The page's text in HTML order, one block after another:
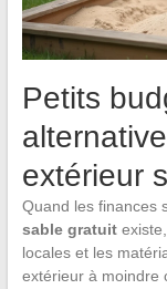
Petits
extérieur
Quand les finances
sable gratuitexiste,
locales et les
extérieur à moindre